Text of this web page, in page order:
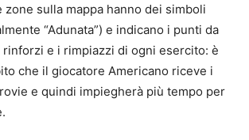
zone sulla mappa hanno dei simboli
“Adunata”) e indicano i punti da
e i rimpiazzi di ogni esercito: è
che il giocatore Americano riceve i
e quindi impiegherà più tempo per